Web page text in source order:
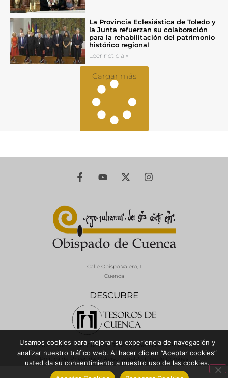
La Provincia Eclesiástica de Toledo y
la Junta refuerzan su colaboración
para la rehabilitación del patrimonio
histórico regional
Leer noticia »
Cargar más
DESCUBRE
Calle Obispo Valero, 1
Cuenca
© 2026 Diócesis de Cuenca - Todos los derechos reservados
Política de Cookies
Usamos cookies para mejorar su experiencia de navegación y
analizar nuestro tráfico web. Al hacer clic en “Aceptar cookies”
usted da su consentimiento a nuestro uso de las cookies.